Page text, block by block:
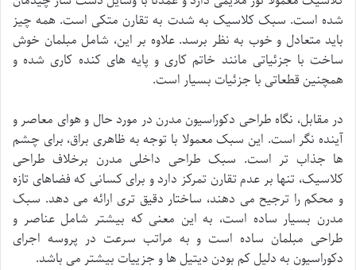
شده است. سبک کلاسیک به شدت به تقارن متکی است. همه چیز
باید متعادل و خوب به نظر برسد. علاوه بر این، شامل مبلمان خوش
ساخت با جزئیاتی مانند خاتم کاری و پایه های کنده کاری شده و
همچنین قطعاتی با جزئیات بسیار است.
در مقابل، نگاه طراحی دکوراسیون مدرن در مورد حال و هوای معاصر و
آینده نگر است. این سبک معمولا با توجه به ظاهری براق، برای چشم
ها جذاب تر است. سبک طراحی داخلی مدرن برخلاف طراحی
کلاسیک، تنها بر عدم تقارن تمرکز دارد و برای کسانی که فضاهای تازه
و محکم را ترجیح می دهند، ساختار دقیق تری ارائه می دهد. سبک
مدرن بسیار ساده است، به این معنی که بیشتر شامل عناصر و
طراحی مبلمان ساده است و به مراتب سرعت در پروسه اجرای
دکوراسیون به دلیل کم بودن دیتیل ها و جزییات بیشتر می باشد.